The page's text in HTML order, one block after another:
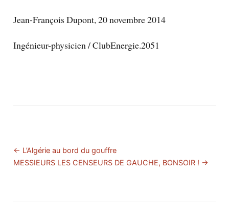
Jean-François Dupont, 20 novembre 2014
Ingénieur-physicien / ClubEnergie.2051
← L’Algérie au bord du gouffre
MESSIEURS LES CENSEURS DE GAUCHE, BONSOIR ! →